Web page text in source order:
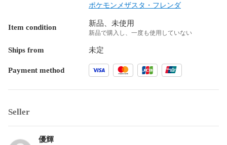
ポケモンメザスタ・フレンダ
Item condition 新品、未使用
新品で購入し、一度も使用していない
Ships from 未定
Payment method
Seller
優輝